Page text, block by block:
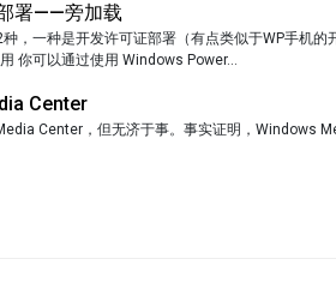
署——旁加载
，一种是开发许可证部署（有点类似于WP手机的
你可以通过使用 Windows Power...
Center
Center，但无济于事。事实证明，Windows